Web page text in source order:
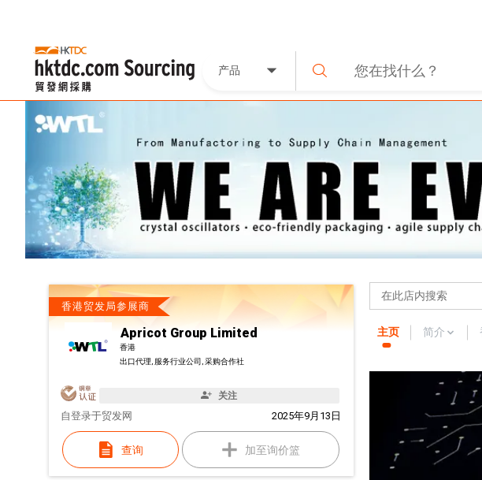
产品
香港贸发局参展商
Apricot Group Limited
香港
出口代理, 服务行业公司, 采购合作社
关注
自 2025年9月13日
登录于贸发网
查询 加至询价篮
主页 简介